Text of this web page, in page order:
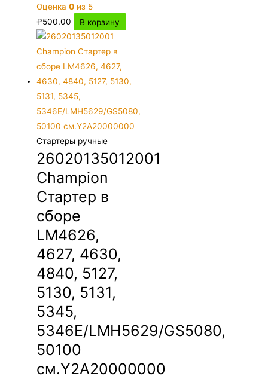
Оценка0 из 5
₽500.00 В корзину
Стартеры ручные
26020135012001
Champion
Стартер в
сборе
LM4626,
4627, 4630,
4840, 5127,
5130, 5131,
5345,
5346E/LMH5629/GS5080,
50100
см.Y2A20000000